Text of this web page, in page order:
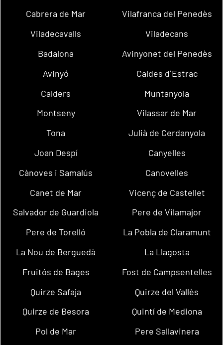
Cabrera de Mar
Vilafranca del Penedès
Viladecavalls
Viladecans
Badalona
Avinyonet del Penedès
Avinyó
Caldes d´Estrac
Calders
Muntanyola
Montseny
Vilassar de Mar
Tona
Julià de Cerdanyola
Joan Despí
Canyelles
Cànoves i Samalús
Canovelles
Canet de Mar
Vicenç de Castellet
Salvador de Guardiola
Pere de Vilamajor
Pere de Torelló
La Pobla de Claramunt
La Nou de Berguedà
La Llagosta
Fruitós de Bages
Fost de Campsentelles
Quirze Safaja
Quirze del Vallès
Quirze de Besora
Quintí de Mediona
Pol de Mar
Pere Sallavinera